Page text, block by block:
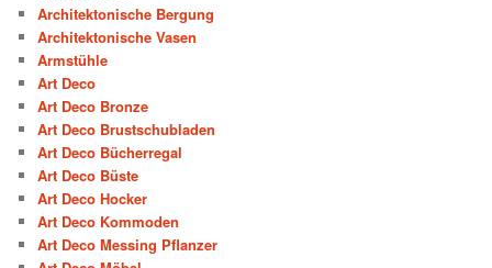
Architektonische Bergung
Architektonische Vasen
Armstühle
Art Deco
Art Deco Bronze
Art Deco Brustschubladen
Art Deco Bücherregal
Art Deco Büste
Art Deco Hocker
Art Deco Kommoden
Art Deco Messing Pflanzer